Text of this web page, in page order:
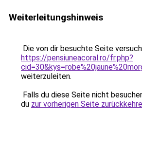
Weiterleitungshinweis
Die von dir besuchte Seite
https://pensiuneacoral.ro/fr.php?
weiterzuleiten.
Falls du diese Seite nicht
du zur vorherigen Seite